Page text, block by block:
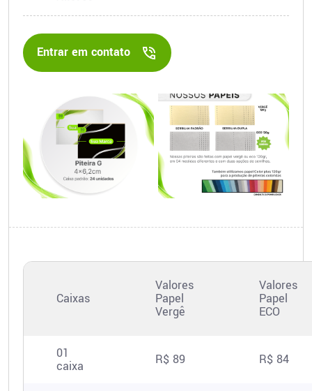
Entrar em contato
Caixas
Valores
Papel
Vergê
Valores
Papel
ECO
01
caixa
R$ 89 R$ 84